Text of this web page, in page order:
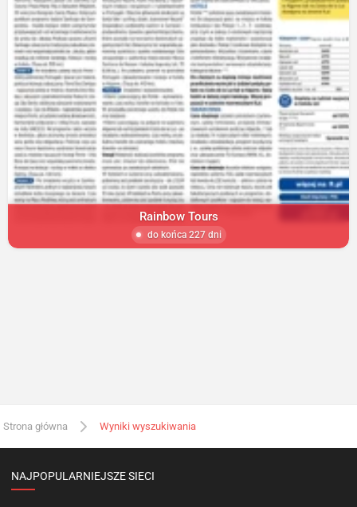
Rainbow Tours
do końca 227 dni
Strona główna Wyniki wyszukiwania
NAJPOPULARNIEJSZE SIECI